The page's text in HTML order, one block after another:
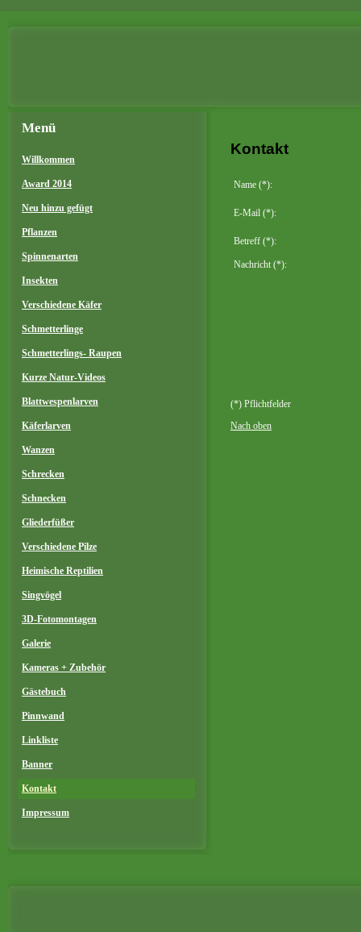
Menü
Willkommen
Award 2014
Neu hinzu gefügt
Pflanzen
Spinnenarten
Insekten
Verschiedene Käfer
Schmetterlinge
Schmetterlings- Raupen
Kurze Natur-Videos
Blattwespenlarven
Käferlarven
Wanzen
Schrecken
Schnecken
Gliederfüßer
Verschiedene Pilze
Heimische Reptilien
Singvögel
3D-Fotomontagen
Galerie
Kameras + Zubehör
Gästebuch
Pinnwand
Linkliste
Banner
Kontakt
Impressum
Kontakt
Name (*):
E-Mail (*):
Betreff (*):
Nachricht (*):
(*) Pflichtfelder
Nach oben